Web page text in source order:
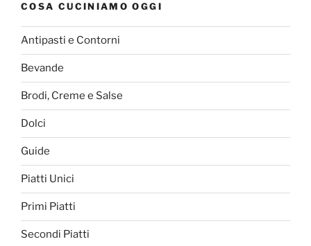
COSA CUCINIAMO OGGI
Antipasti e Contorni
Bevande
Brodi, Creme e Salse
Dolci
Guide
Piatti Unici
Primi Piatti
Secondi Piatti